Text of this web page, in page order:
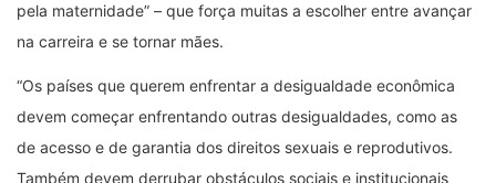
pela maternidade” – que força muitas a escolher entre avançar
na carreira e se tornar mães.
“Os países que querem enfrentar a desigualdade econômica
devem começar enfrentando outras desigualdades, como as
de acesso e de garantia dos direitos sexuais e reprodutivos.
Também devem derrubar obstáculos sociais e institucionais